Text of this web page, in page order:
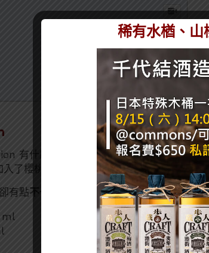
有什麼獨特之處呢？首先要先介紹一下這
了櫻桃酒、檸檬汁與紫羅蘭利口酒。（
更
有點不一樣 ，他的酒譜是：
ml
稀有水楢、山